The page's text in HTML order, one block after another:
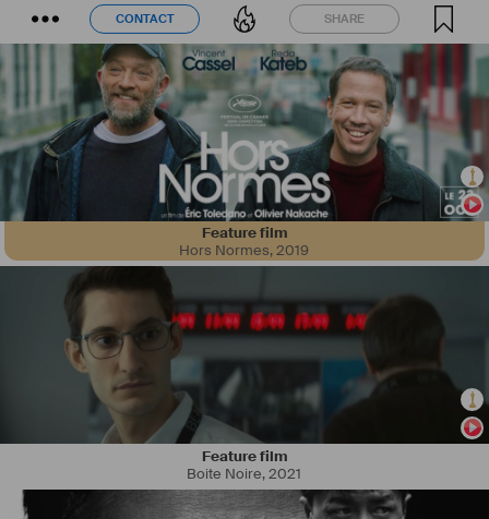
CONTACT SHARE
CONTACT SHARE
Feature film
Hors Normes,2019
Feature film
Boite Noire,2021